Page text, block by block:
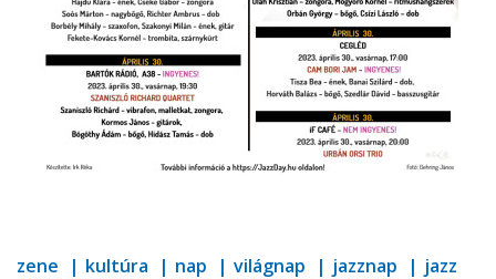
zene kultúra nap világnap jazznap jazz